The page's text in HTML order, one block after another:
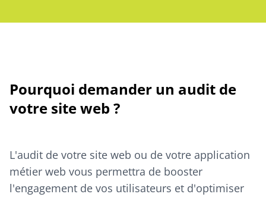
Pourquoi demander un audit de
votre site web ?
L'audit de votre site web ou de votre application
métier web vous permettra de booster
l'engagement de vos utilisateurs et d'optimiser